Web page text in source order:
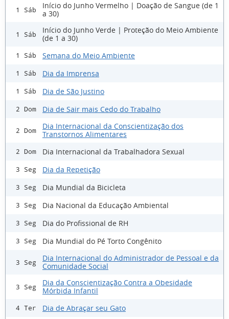
1 Sáb
Início do Junho Vermelho | Doação de Sangue (de 1
a 30)
1 Sáb
Início do Junho Verde | Proteção do Meio Ambiente
(de 1 a 30)
1 Sáb Semana do Meio Ambiente
1 Sáb Dia da Imprensa
1 Sáb Dia de São Justino
2 Dom Dia de Sair mais Cedo do Trabalho
2 Dom
Dia Internacional da Conscientização dos
Transtornos Alimentares
2 Dom Dia Internacional da Trabalhadora Sexual
3 Seg Dia da Repetição
3 Seg Dia Mundial da Bicicleta
3 Seg Dia Nacional da Educação Ambiental
3 Seg Dia do Profissional de RH
3 Seg Dia Mundial do Pé Torto Congênito
3 Seg
Dia Internacional do Administrador de Pessoal e da
Comunidade Social
3 Seg
Dia da Conscientização Contra a Obesidade
Mórbida Infantil
4 Ter Dia de Abraçar seu Gato